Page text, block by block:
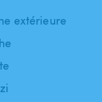
extérieure